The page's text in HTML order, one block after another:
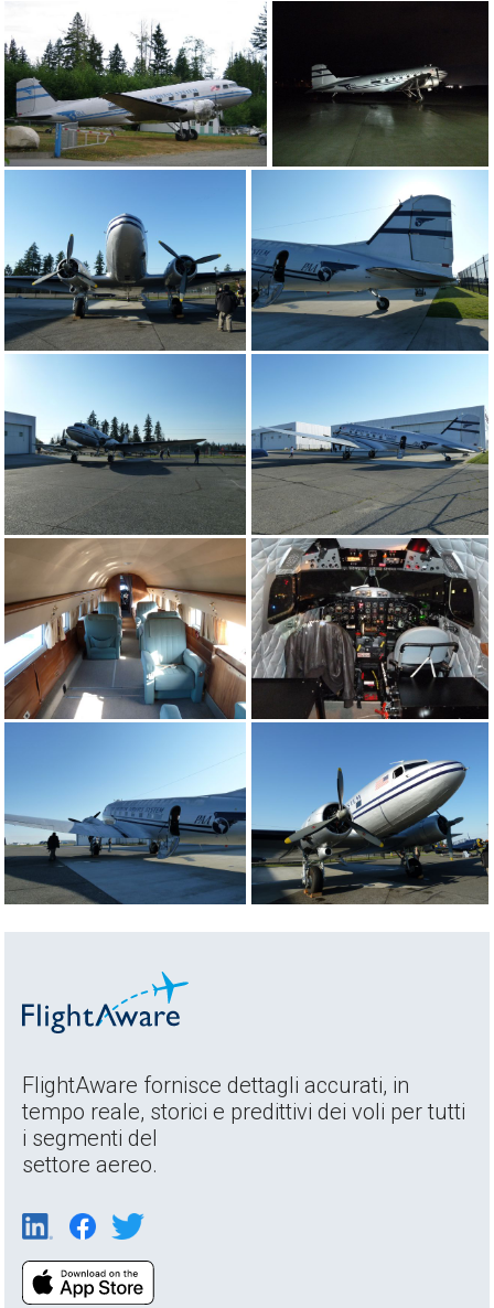
FlightAware fornisce dettagli accurati, in
tempo reale, storici e predittivi dei voli per tutti
i segmenti del
settore aereo.